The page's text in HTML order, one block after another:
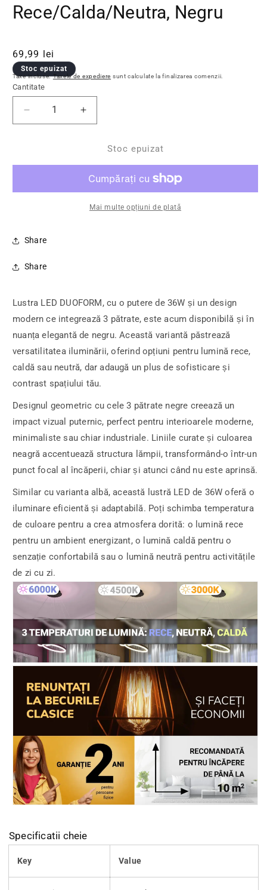
Rece/Calda/Neutra, Negru
Preț redus
69,99 lei
Stoc epuizat
Taxe incluse.Taxele de expediere sunt calculate la finalizarea comenzii.
Cantitate
Stoc epuizat
Mai multe opțiuni de plată
Share
Share
Lustra LED DUOFORM, cu o putere de 36W și un design
modern ce integrează 3 pătrate, este acum disponibilă și în
nuanța elegantă de negru. Această variantă păstrează
versatilitatea iluminării, oferind opțiuni pentru lumină rece,
caldă sau neutră, dar adaugă un plus de sofisticare și
contrast spațiului tău.
Designul geometric cu cele 3 pătrate negre creează un
impact vizual puternic, perfect pentru interioarele moderne,
minimaliste sau chiar industriale. Liniile curate și culoarea
neagră accentuează structura lămpii, transformând-o într-un
punct focal al încăperii, chiar și atunci când nu este aprinsă.
Similar cu varianta albă, această lustră LED de 36W oferă o
iluminare eficientă și adaptabilă. Poți schimba temperatura
de culoare pentru a crea atmosfera dorită: o lumină rece
pentru un ambient energizant, o lumină caldă pentru o
senzație confortabilă sau o lumină neutră pentru activitățile
de zi cu zi.
Specificatii cheie
Key Value